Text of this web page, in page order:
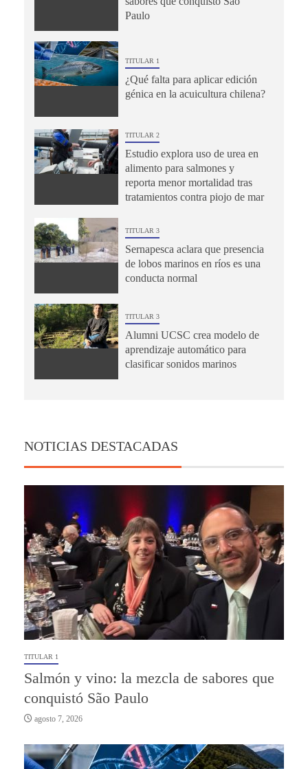
Paulo
TITULAR 1
¿Qué falta para aplicar edición
génica en la acuicultura chilena?
TITULAR 2
Estudio explora uso de urea en
alimento para salmones y
reporta menor mortalidad tras
tratamientos contra piojo de mar
TITULAR 3
Sernapesca aclara que presencia
de lobos marinos en ríos es una
conducta normal
TITULAR 3
Alumni UCSC crea modelo de
aprendizaje automático para
clasificar sonidos marinos
NOTICIAS DESTACADAS
TITULAR 1
Salmón y vino: la mezcla de sabores que
conquistó São Paulo
agosto 7, 2026